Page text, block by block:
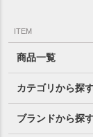
ITEM
商品一覧
カテゴリから探
ブランドから探